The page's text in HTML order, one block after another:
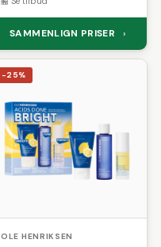
SAMMENLIGN PRISER ›
-25%
OLE HENRIKSEN